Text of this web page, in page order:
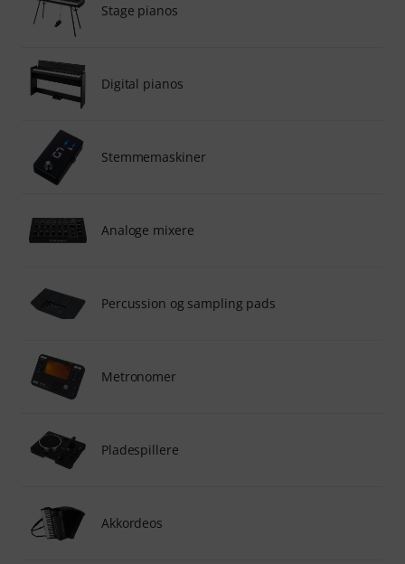
Stage pianos
Digital pianos
Stemmemaskiner
Analoge mixere
Percussion og sampling pads
Metronomer
Pladespillere
Akkordeos